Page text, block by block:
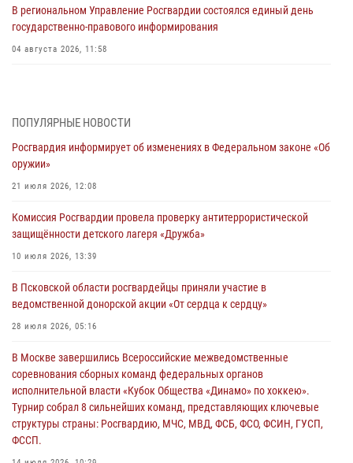
В региональном Управление Росгвардии состоялся единый день
государственно-правового информирования
04 августа 2026, 11:58
03 августа 2026, 17:21
21 единицу оружия изъяли Псковские росгвардейцы за неделю
03 августа 2026, 14:10
безопасности во время празднования Дня ВДВ
улицу Труда
Всероссийского конкурса профессионального мастерства среди
сотрудников вневедомственной охраны Росгвардии, Псковские
Росгвардейцы одержали победу
30 июля 2026, 05:10
ПОПУЛЯРНЫЕ НОВОСТИ
Росгвардия информирует об изменениях в Федеральном законе «Об
оружии»
21 июля 2026, 12:08
Комиссия Росгвардии провела проверку антитеррористической
защищённости детского лагеря «Дружба»
10 июля 2026, 13:39
В Псковской области росгвардейцы приняли участие в
ведомственной донорской акции «От сердца к сердцу»
28 июля 2026, 05:16
В Москве завершились Всероссийские межведомственные
соревнования сборных команд федеральных органов
исполнительной власти «Кубок Общества «Динамо» по хоккею».
Турнир собрал 8 сильнейших команд, представляющих ключевые
структуры страны: Росгвардию, МЧС, МВД, ФСБ, ФСО, ФСИН, ГУСП,
ФССП.